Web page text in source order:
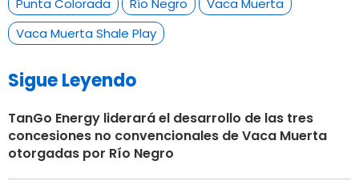
Vaca Muerta Shale Play
Sigue Leyendo
TanGo Energy liderará el desarrollo de las tres
concesiones no convencionales de Vaca Muerta
otorgadas por Río Negro